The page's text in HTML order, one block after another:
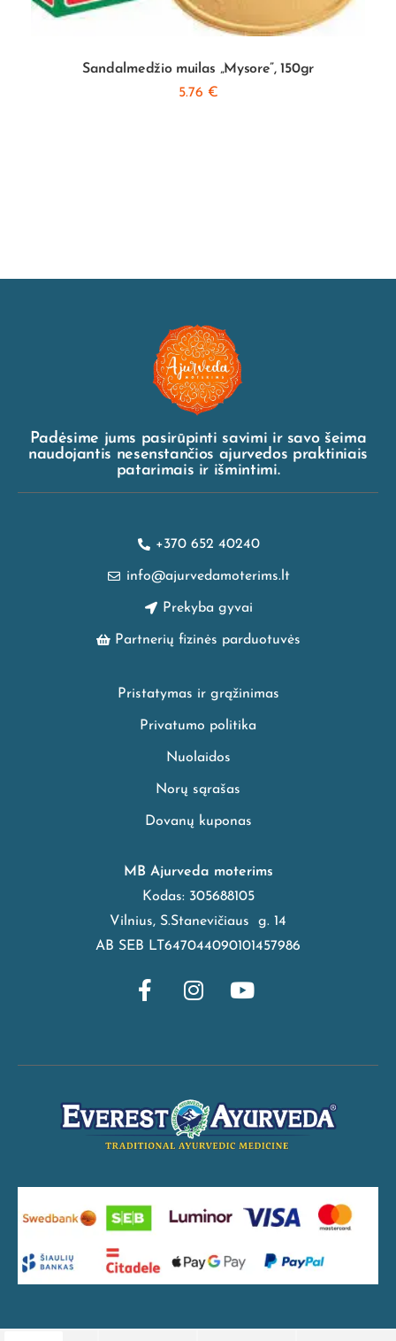
Sandalmedžio muilas „Mysore”, 150gr
5.76 €
Padėsime jums pasirūpinti savimi ir savo šeima
naudojantis nesenstančios ajurvedos praktiniais
patarimais ir išmintimi.
+370 652 40240
info@ajurvedamoterims.lt
Prekyba gyvai
Partnerių fizinės parduotuvės
Pristatymas ir grąžinimas
Privatumo politika
Nuolaidos
Norų sąrašas
Dovanų kuponas
MB Ajurveda moterims
Kodas: 305688105
Vilnius, S.Stanevičiaus g. 14
AB SEB LT647044090101457986